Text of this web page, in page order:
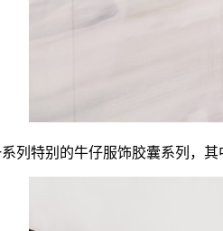
列特别的牛仔服饰胶囊系列，